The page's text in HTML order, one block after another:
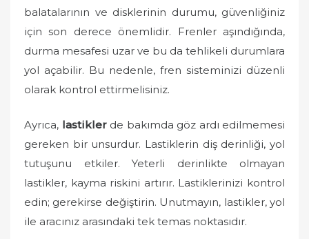
balatalarının ve disklerinin durumu, güvenliğiniz
için son derece önemlidir. Frenler aşındığında,
durma mesafesi uzar ve bu da tehlikeli durumlara
yol açabilir. Bu nedenle, fren sisteminizi düzenli
olarak kontrol ettirmelisiniz.
Ayrıca, lastiklerde bakımda göz ardı edilmemesi
gereken bir unsurdur. Lastiklerin diş derinliği, yol
tutuşunu etkiler. Yeterli derinlikte olmayan
lastikler, kayma riskini artırır. Lastiklerinizi kontrol
edin; gerekirse değiştirin. Unutmayın, lastikler, yol
ile aracınız arasındaki tek temas noktasıdır.